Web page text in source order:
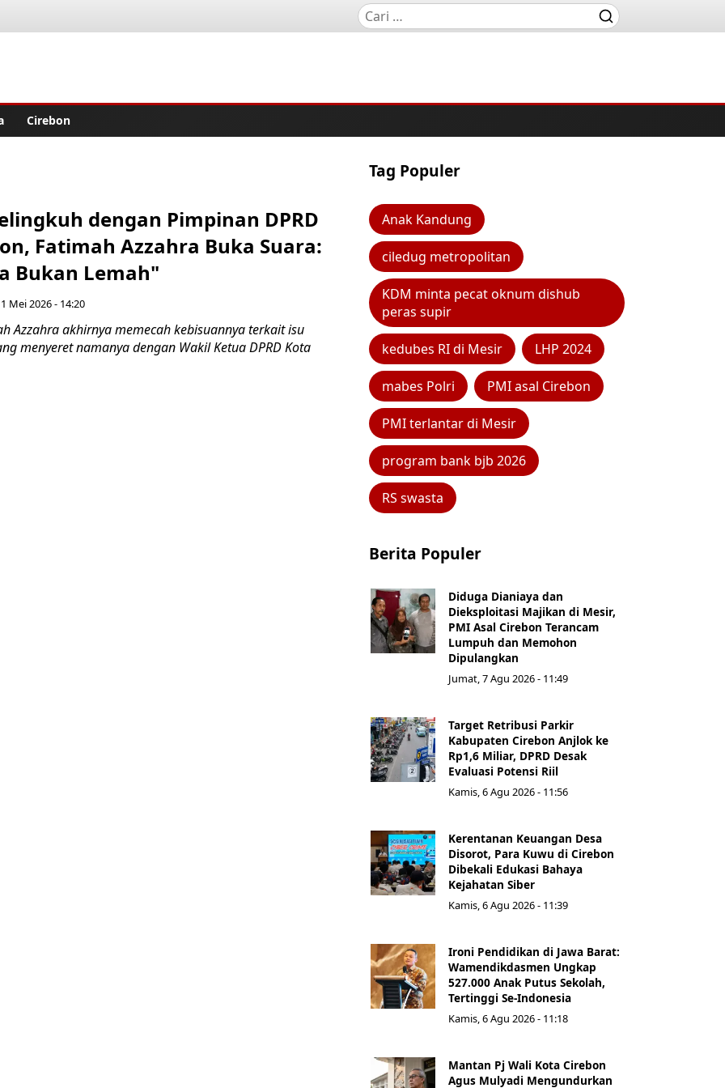
Cirebon
dengan Pimpinan DPRD
Fatimah Azzahra Buka Suara:
Bukan Lemah"
Mei 2026 - 14:20
Azzahra akhirnya memecah kebisuannya terkait isu
menyeret namanya dengan Wakil Ketua DPRD Kota
Tag Populer
Anak Kandung
ciledug metropolitan
KDM minta pecat oknum dishub
peras supir
kedubes RI di Mesir LHP 2024
mabes Polri PMI asal Cirebon
PMI terlantar di Mesir
program bank bjb 2026
RS swasta
Berita Populer
Diduga Dianiaya dan
Dieksploitasi Majikan di Mesir,
PMI Asal Cirebon Terancam
Lumpuh dan Memohon
Dipulangkan
Jumat, 7 Agu 2026 - 11:49
Target Retribusi Parkir
Kabupaten Cirebon Anjlok ke
Rp1,6 Miliar, DPRD Desak
Evaluasi Potensi Riil
Kamis, 6 Agu 2026 - 11:56
Kerentanan Keuangan Desa
Disorot, Para Kuwu di Cirebon
Dibekali Edukasi Bahaya
Kejahatan Siber
Kamis, 6 Agu 2026 - 11:39
Ironi Pendidikan di Jawa Barat:
Wamendikdasmen Ungkap
527.000 Anak Putus Sekolah,
Tertinggi Se-Indonesia
Kamis, 6 Agu 2026 - 11:18
Mantan Pj Wali Kota Cirebon
Agus Mulyadi Mengundurkan